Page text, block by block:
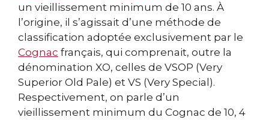
un vieillissement minimum de 10 ans. À
l’origine, il s’agissait d’une méthode de
classification adoptée exclusivement par le
Cognac français, qui comprenait, outre la
dénomination XO, celles de VSOP (Very
Superior Old Pale) et VS (Very Special).
Respectivement, on parle d’un
vieillissement minimum du Cognac de 10, 4